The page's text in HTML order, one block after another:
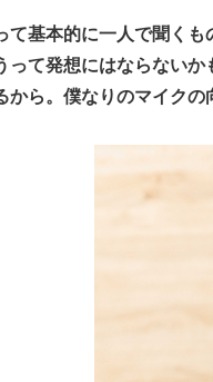
て基本的に一人で聞く
って発想にはならない
から。僕なりのマイクの